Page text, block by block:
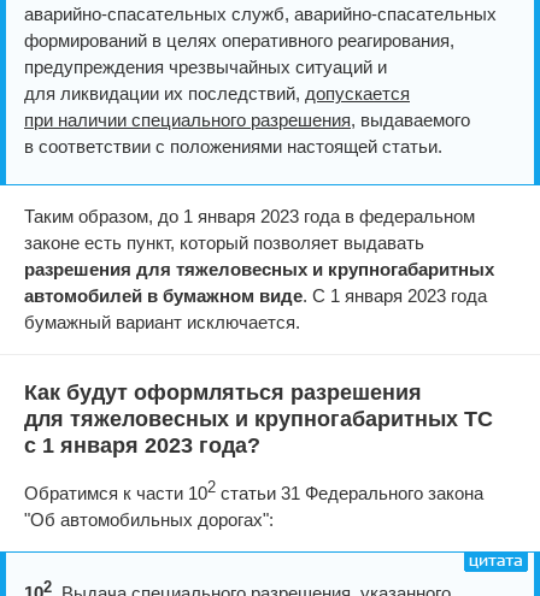
аварийно-спасательных служб, аварийно-спасательных
формирований в целях оперативного реагирования,
предупреждения чрезвычайных ситуаций и
для ликвидации их последствий, допускается
при наличии специального разрешения, выдаваемого
в соответствии с положениями настоящей статьи.
Таким образом, до 1 января 2023 года в федеральном
законе есть пункт, который позволяет выдавать
разрешения для тяжеловесных и крупногабаритных
автомобилей в бумажном виде. С 1 января 2023 года
бумажный вариант исключается.
Как будут оформляться разрешения
для тяжеловесных и крупногабаритных ТС
с 1 января 2023 года?
Обратимся к части 102 статьи 31 Федерального закона
"Об автомобильных дорогах":
2